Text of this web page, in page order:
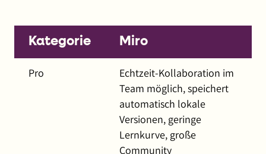
Kategorie Miro
Pro
Echtzeit-Kollaboration im
Team möglich, speichert
automatisch lokale
Versionen, geringe
Lernkurve, große
Community